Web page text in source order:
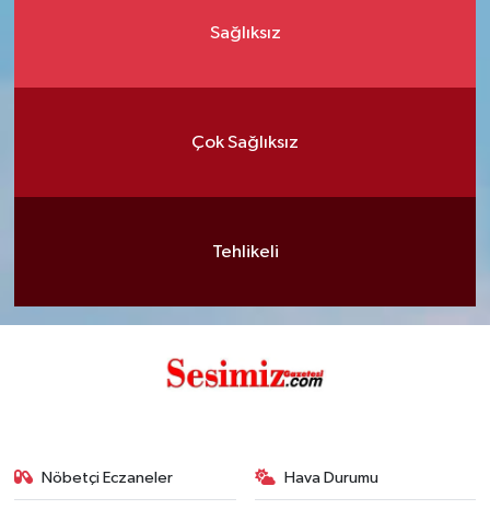
Sağlıksız
Çok Sağlıksız
Tehlikeli
Nöbetçi Eczaneler Hava Durumu